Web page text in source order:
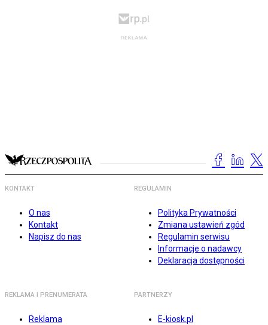
KONTAKT
O nas
Kontakt
Napisz do nas
REGULAMIN
Polityka Prywatności
Zmiana ustawień zgód
Regulamin serwisu
Informacje o nadawcy
Deklaracja dostępności
REKLAMA I PRENUMERATA
Reklama
PARTNERZY
E-kiosk.pl